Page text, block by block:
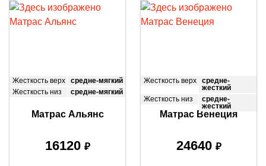
Жесткость верх
средне-мягкий
Жесткость низ
средне-мягкий
Матрас Альянс
16120 ₽
Жесткость верх
средне-
жесткий
Жесткость низ
средне-
жесткий
Матрас Венеция
24640 ₽